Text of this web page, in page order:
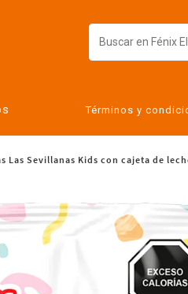
Términos y
Las Sevillanas Kids con cajeta de